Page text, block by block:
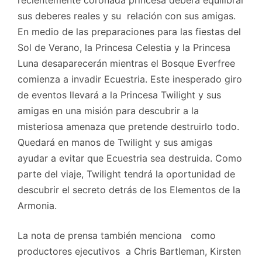
sus deberes reales y su relación con sus amigas.
En medio de las preparaciones para las fiestas del
Sol de Verano, la Princesa Celestia y la Princesa
Luna desaparecerán mientras el Bosque Everfree
comienza a invadir Ecuestria. Este inesperado giro
de eventos llevará a la Princesa Twilight y sus
amigas en una misión para descubrir a la
misteriosa amenaza que pretende destruirlo todo.
Quedará en manos de Twilight y sus amigas
ayudar a evitar que Ecuestria sea destruida. Como
parte del viaje, Twilight tendrá la oportunidad de
descubrir el secreto detrás de los Elementos de la
Armonia.
La nota de prensa también menciona como
productores ejecutivos a Chris Bartleman, Kirsten